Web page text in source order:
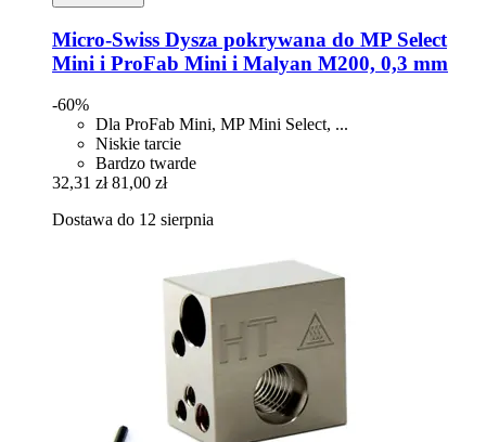
Micro-Swiss Dysza pokrywana do MP Select
Mini i ProFab Mini i Malyan M200, 0,3 mm
-60%
Dla ProFab Mini, MP Mini Select, ...
Niskie tarcie
Bardzo twarde
32,31 zł 81,00 zł
Dostawa do 12 sierpnia